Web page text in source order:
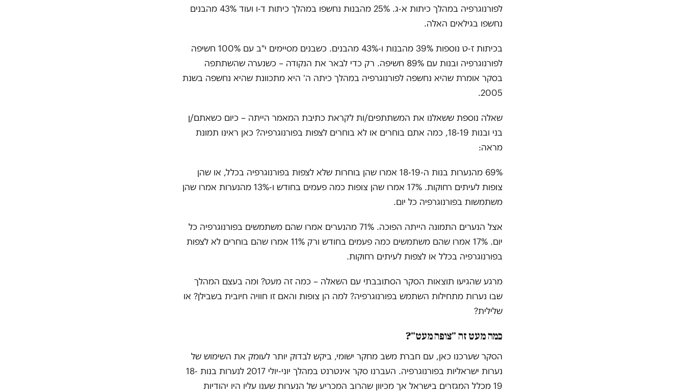
לפורנוגרפיה במהלך כיתות א-ג. 25% מהבנות נחשפו במהלך כיתות ד-ו ועוד 43% מהבנים
נחשפו בגילאים האלה.
בכיתות ז-ט נוספות 39% מהבנות ו-43% מהבנים. כשבנים מסיימים י"ב עם 100% חשיפה
לפורנוגרפיה ובנות עם 89% חשיפה. רק כדי לבאר את הנקודה – כשנערה שהשתתפה
בסקר אומרת שהיא נחשפה לפורנוגרפיה במהלך כיתה ה' היא מתכוונת שהיא נחשפה בשנת
2005.
שאלה נוספת ששאלנו את המשתתפים/ות לקראת כתיבת המאמר הייתה – כיום כשאתם/ן
בני ובנות 18-19, כמה אתם בוחרים או לא בוחרים לצפות בפורנוגרפיה? כאן ראינו תמונת
מראה:
69% מהנערות בנות ה-18-19 אמרו שהן בוחרות שלא לצפות בפורנוגרפיה בכלל, או שהן
צופות לעיתים רחוקות. 17% אמרו שהן צופות כמה פעמים בחודש ו-13% מהנערות אמרו שהן
משתמשות בפורנוגרפיה כל יום.
אצל הנערים התמונה הייתה הפוכה. 71% מהנערים אמרו שהם משתמשים בפורנוגרפיה כל
יום. 17% אמרו שהם משתמשים כמה פעמים בחודש ורק 11% אמרו שהם בוחרים לא לצפות
בפורנוגרפיה בכלל או לצפות לעיתים רחוקות.
מרגע שהגיעו תוצאות הסקר הסתובבתי עם השאלה – כמה זה מעט? ומה בעצם המהלך
שבו נערות מתחילות השתמש בפורנוגרפיה? למה הן צופות והאם זו חוויה חיובית בשבילן? או
שלילית?
כמה מעט זה "צופה מעט"?
הסקר שערכנו כאן, עם חברת משב מחקר ישומי, ביקש לבדוק יותר לעומק את השימוש של
נערות ישראליות בפורנוגרפיה. העברנו סקר אינטרנט במהלך יוני-יולי 2017 לנערות בנות 18-
19 מכלל המגזרים בישראל אך מכיוון שהרוב המכריע של הנערות שענו עליו היו יהודיות